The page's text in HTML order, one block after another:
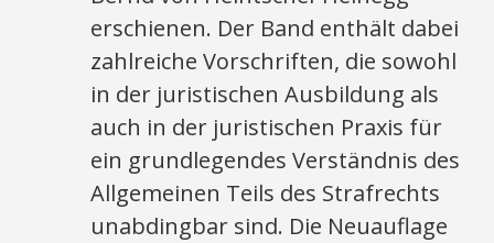
erschienen. Der Band enthält dabei
zahlreiche Vorschriften, die sowohl
in der juristischen Ausbildung als
auch in der juristischen Praxis für
ein grundlegendes Verständnis des
Allgemeinen Teils des Strafrechts
unabdingbar sind. Die Neuauflage